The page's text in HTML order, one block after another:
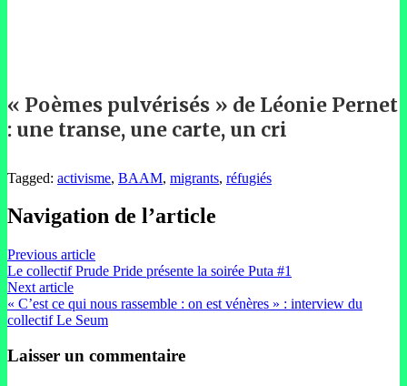
« Poèmes pulvérisés » de Léonie Pernet
: une transe, une carte, un cri
Tagged: activisme, BAAM, migrants, réfugiés
Navigation de l’article
Previous article
Le collectif Prude Pride présente la soirée Puta #1
Next article
« C’est ce qui nous rassemble : on est vénères » : interview du
collectif Le Seum
Laisser un commentaire